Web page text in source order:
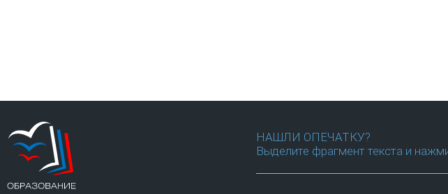
НАШЛИ ОПЕЧАТКУ?
Выделите фрагмент текста и